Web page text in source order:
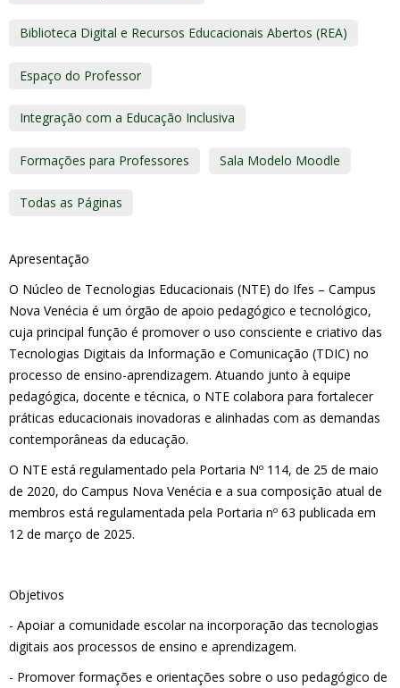
Biblioteca Digital e Recursos Educacionais Abertos (REA)
Espaço do Professor
Integração com a Educação Inclusiva
Formações para Professores Sala Modelo Moodle
Todas as Páginas
Apresentação
O Núcleo de Tecnologias Educacionais (NTE) do Ifes – Campus
Nova Venécia é um órgão de apoio pedagógico e tecnológico,
cuja principal função é promover o uso consciente e criativo das
Tecnologias Digitais da Informação e Comunicação (TDIC) no
processo de ensino-aprendizagem. Atuando junto à equipe
pedagógica, docente e técnica, o NTE colabora para fortalecer
práticas educacionais inovadoras e alinhadas com as demandas
contemporâneas da educação.
O NTE está regulamentado pela Portaria Nº 114, de 25 de maio
de 2020, do Campus Nova Venécia e a sua composição atual de
membros está regulamentada pela Portaria nº 63 publicada em
12 de março de 2025.
Objetivos
- Apoiar a comunidade escolar na incorporação das tecnologias
digitais aos processos de ensino e aprendizagem.
- Promover formações e orientações sobre o uso pedagógico de